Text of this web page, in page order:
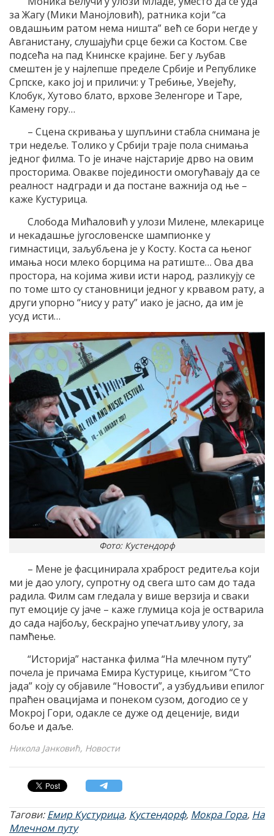
за Жагу (Мики Манојловић), ратника који “са
овдашњим ратом нема ништа” већ се бори негде у
Авганистану, слушајући срце бежи са Костом. Све
подсећа на пад Книнске крајине. Бег у љубав
смештен је у најлепше пределе Србије и Републике
Српске, како јој и приличи: у Требиње, Увејећу,
Клобук, Хутово блато, врхове Зеленгоре и Таре,
Камену гору…
– Сцена скривања у шупљини стабла снимана је
три недеље. Толико у Србији траје пола снимања
једног филма. То је иначе најстарије дрво на овим
просторима. Овакве појединости омогућавају да се
реалност надгради и да постане важнија од ње –
каже Кустурица.
Слобода Мићаловић у улози Милене, млекарице
и некадашње југословенске шампионке у
гимнастици, заљубљена је у Косту. Коста са њеног
имања носи млеко борцима на ратиште… Ова два
простора, на којима живи исти народ, разликују се
по томе што су становници једног у крвавом рату, а
други упорно “нису у рату” иако је јасно, да им је
усуд исти…
Фото: Кустендорф
– Мене је фасцинирала храброст редитеља који
ми је дао улогу, супротну од свега што сам до тада
радила. Филм сам гледала у више верзија и сваки
пут емоције су јаче – каже глумица која је остварила
до сада најбољу, бескрајно упечатљиву улогу, за
памћење.
“Историја” настанка филма “На млечном путу”
почела је причама Емира Кустурице, књигом “Сто
јада” коју су објавиле “Новости”, а узбудљиви епилог
праћен овацијама и понеком сузом, догодио се у
Мокрој Гори, одакле се дуже од деценије, види
боље и даље.
Никола Јанковић, Новости
Тагови:Емир Кустурица, Кустендорф, Мокра Гора, На
Млечном путу